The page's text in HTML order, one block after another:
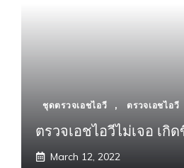
ชุดตรวจเอชไอวี , ตรวจเอชไอวี
ตรวจเอชไอวีไม่เจอ เกิ
March 12, 2022